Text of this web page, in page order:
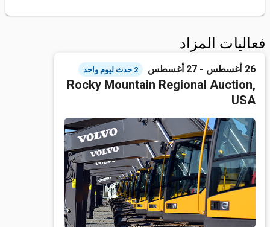
فعاليات المزاد
26 أغسطس - 27 أغسطس 2 حدث ليوم واحد
Rocky Mountain Regional Auction,
USA